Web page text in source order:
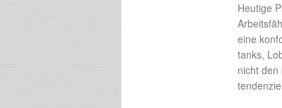
Heutige
eine
tanks,
nicht